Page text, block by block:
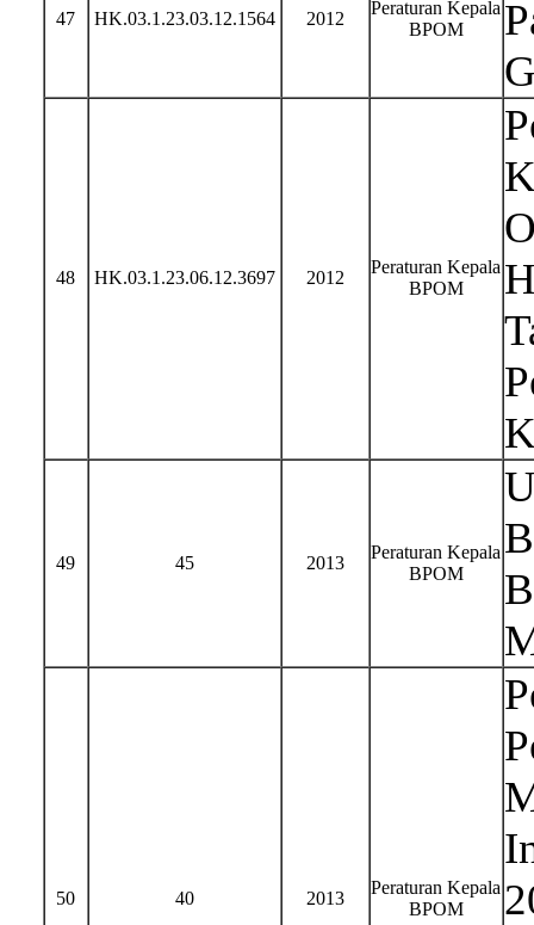
47 HK.03.1.23.03.12.1564 2012
Peraturan Kepala
BPOM
48 HK.03.1.23.06.12.3697 2012
Peraturan Kepala
BPOM
49 45 2013
Peraturan Kepala
BPOM
50 40 2013
Peraturan Kepala
BPOM